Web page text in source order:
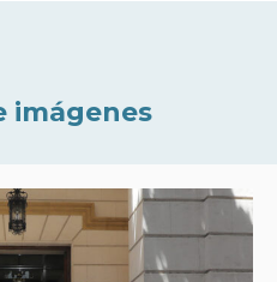
imágenes